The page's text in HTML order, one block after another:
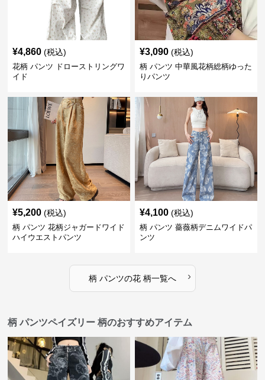
¥4,860 (税込)
花柄 パンツ ドローストリングワ
イド
¥3,090 (税込)
柄 パンツ 中華風花柄総柄ゆった
りパンツ
¥5,200 (税込)
柄 パンツ 花柄ジャガードワイド
ハイウエストパンツ
¥4,100 (税込)
柄 パンツ 薔薇柄デニムワイドパ
ンツ
柄 パンツの花 柄一覧へ ›
柄 パンツペイズリー 柄のおすすめアイテム